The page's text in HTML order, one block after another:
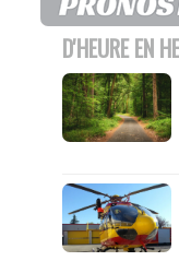
D'HEURE EN